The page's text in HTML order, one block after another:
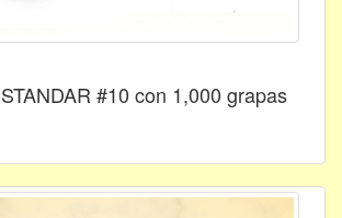
#10 con 1,000 grapas